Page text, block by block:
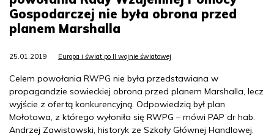
Gospodarczej nie była obrona przed
planem Marshalla
25.01.2019 Europa i świat po II wojnie światowej
Celem powołania RWPG nie była przedstawiana w
propagandzie sowieckiej obrona przed planem Marshalla, lecz
wyjście z ofertą konkurencyjną. Odpowiedzią był plan
Mołotowa, z którego wyłoniła się RWPG – mówi PAP dr hab.
Andrzej Zawistowski, historyk ze Szkoły Głównej Handlowej.